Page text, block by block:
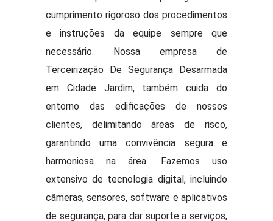
cumprimento rigoroso dos procedimentos
e instruções da equipe sempre que
necessário. Nossa empresa de
Terceirização De Segurança Desarmada
em Cidade Jardim, também cuida do
entorno das edificações de nossos
clientes, delimitando áreas de risco,
garantindo uma convivência segura e
harmoniosa na área. Fazemos uso
extensivo de tecnologia digital, incluindo
câmeras, sensores, software e aplicativos
de segurança, para dar suporte a serviços,